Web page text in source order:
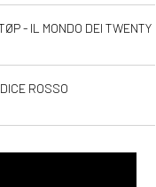
Unite.
di
- IL MONDO DEI TWENTY
ROSSO